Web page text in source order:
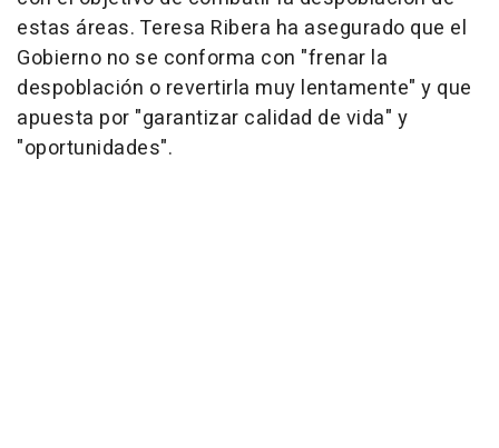
estas áreas. Teresa Ribera ha asegurado que el
Gobierno no se conforma con "frenar la
despoblación o revertirla muy lentamente" y que
apuesta por "garantizar calidad de vida" y
"oportunidades".